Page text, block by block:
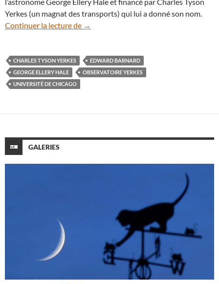
l’astronome George Ellery Hale et financé par Charles Tyson
Yerkes (un magnat des transports) qui lui a donné son nom.
Continuer la lecture de L’observatoire Yerkes va-t-il
→
CHARLES TYSON YERKES
EDWARD BARNARD
GEORGE ELLERY HALE
OBSERVATOIRE YERKES
UNIVERSITÉ DE CHICAGO
GALERIES